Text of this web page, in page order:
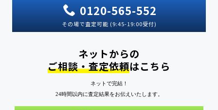
0120-565-552
その場で査定可能 (9:45-19:00受付)
ネットからの
ご相談・査定依頼はこちら
ネットで完結！
24時間以内に査定結果をお伝えいたします。